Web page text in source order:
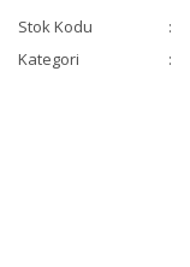
Stok Kodu
Kategori